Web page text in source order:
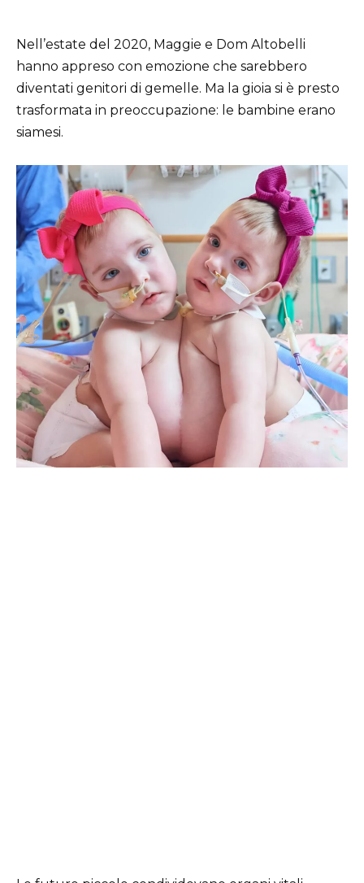
Nell’estate del 2020, Maggie e Dom Altobelli
hanno appreso con emozione che sarebbero
diventati genitori di gemelle. Ma la gioia si è presto
trasformata in preoccupazione: le bambine erano
siamesi.